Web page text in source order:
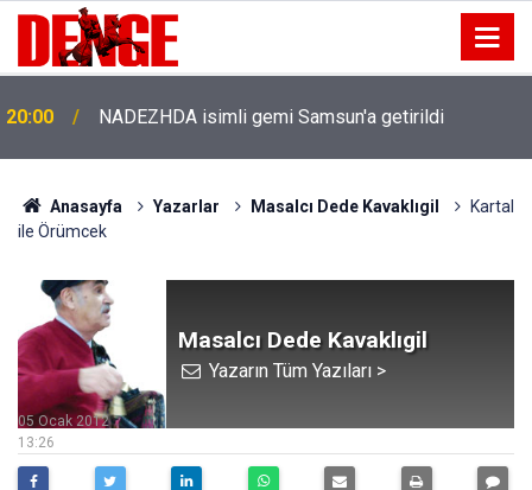
20:00 NADEZHDA isimli gemi Samsun'a getirildi
Anasayfa Yazarlar Masalcı Dede Kavaklıgil
Kartal
ile Örümcek
Masalcı Dede Kavaklıgil
Yazarın Tüm Yazıları >
13:26
05 Ocak 2012